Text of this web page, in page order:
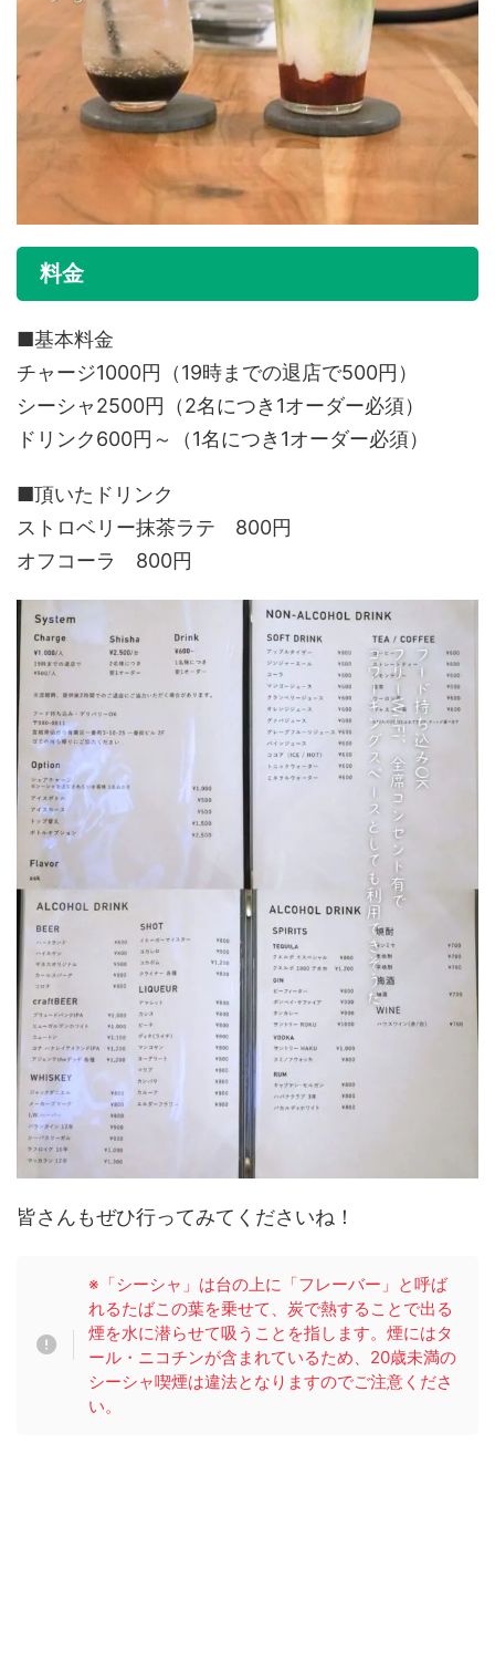
料金
■基本料金
チャージ1000円（19時までの退店で500円）
シーシャ2500円（2名につき1オーダー必須）
ドリンク600円～（1名につき1オーダー必須）
■頂いたドリンク
ストロベリー抹茶ラテ 800円
オフコーラ 800円
皆さんもぜひ行ってみてくださいね！
※「シーシャ」は台の上に「フレーバー」と呼ば
れるたばこの葉を乗せて、炭で熱することで出る
煙を水に潜らせて吸うことを指します。煙にはタ
ール・ニコチンが含まれているため、20歳未満の
シーシャ喫煙は違法となりますのでご注意くださ
い。